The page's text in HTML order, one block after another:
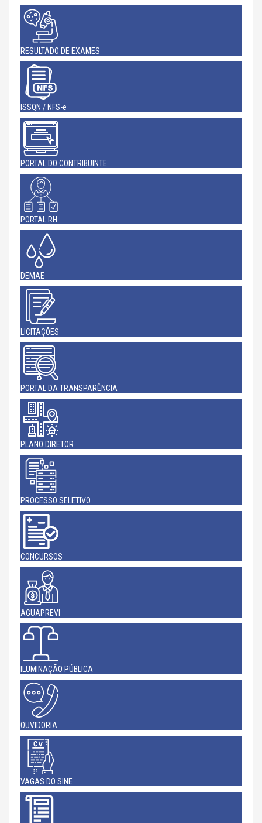
RESULTADO DE EXAMES
ISSQN / NFS-e
PORTAL DO CONTRIBUINTE
PORTAL RH
DEMAE
LICITAÇÕES
PORTAL DA TRANSPARÊNCIA
PLANO DIRETOR
PROCESSO SELETIVO
CONCURSOS
AGUAPREVI
ILUMINAÇÃO PÚBLICA
OUVIDORIA
VAGAS DO SINE